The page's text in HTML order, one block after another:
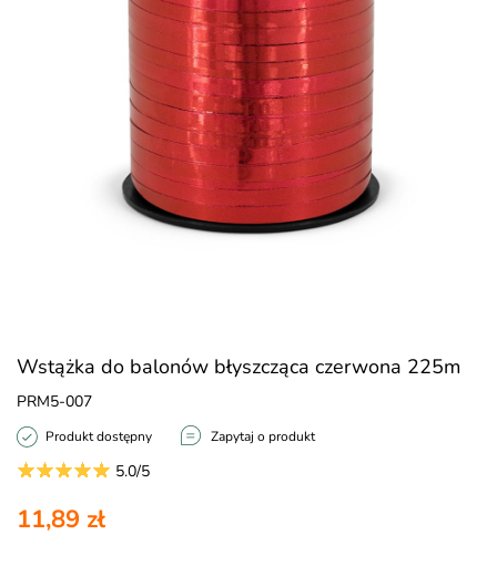
Wstążka do balonów błyszcząca czerwona 225m
PRM5-007
Produkt dostępny Zapytaj o produkt
5.0/5
11,89 zł